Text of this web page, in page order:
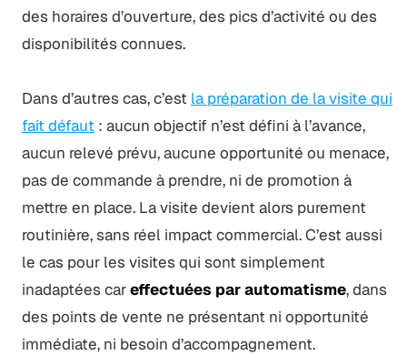
des horaires d’ouverture, des pics d’activité ou des
disponibilités connues.
Dans d’autres cas, c’est la préparation de la visite qui
fait défaut: aucun objectif n’est défini à l’avance,
aucun relevé prévu, aucune opportunité ou menace,
pas de commande à prendre, ni de promotion à
mettre en place. La visite devient alors purement
routinière, sans réel impact commercial. C’est aussi
le cas pour les visites qui sont simplement
inadaptées careffectuées par automatisme, dans
des points de vente ne présentant ni opportunité
immédiate, ni besoin d’accompagnement.